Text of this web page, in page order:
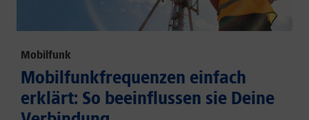
Mobilfunk
Mobilfunkfrequenzen einfach
erklärt: So beeinflussen sie Deine